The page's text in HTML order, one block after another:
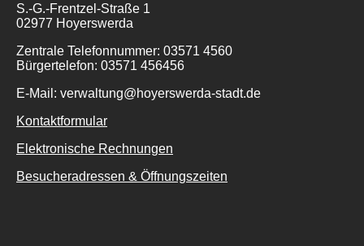
S.-G.-Frentzel-Straße 1
02977 Hoyerswerda
Zentrale Telefonnummer: 03571 4560
Bürgertelefon: 03571 456456
E-Mail: verwaltung@hoyerswerda-stadt.de
Kontaktformular
Elektronische Rechnungen
Besucheradressen & Öffnungszeiten